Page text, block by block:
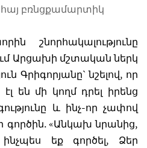
բռնցքամարտիկ
շնորհակալությունը
Արցախի մշտական ներկ
Գրիգորյանը` նշելով, որ
են մի կողմ դրել իրենց
և ինչ-որ չափով
գործին. «Անկախ նրանից,
եք գործել, Ձեր